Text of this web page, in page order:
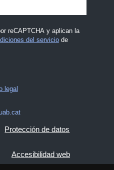
reCAPTCHA y aplican la
del serviciode
legal
Protección de datos
Accesibilidad web